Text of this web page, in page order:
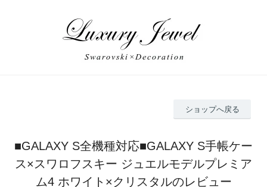
ショップへ戻る
■GALAXY S全機種対応■GALAXY S手帳ケー
ス×スワロフスキー ジュエルモデルプレミア
ム4 ホワイト×クリスタルのレビュー